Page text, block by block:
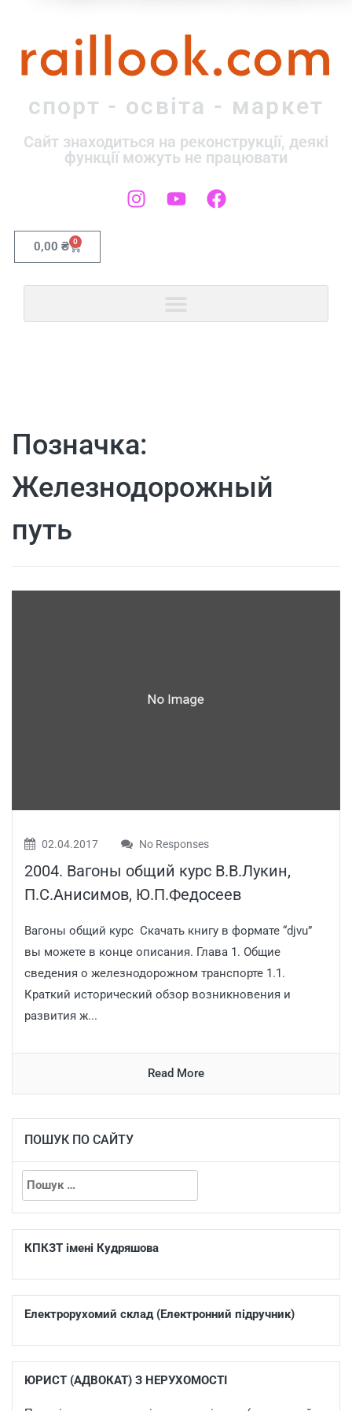
raillook.com
спорт - освіта - маркет
Сайт знаходиться на реконструкції, деякі
функції можуть не працювати
0,00 ₴ 0
Позначка:
Железнодорожный
путь
02.04.2017 No Responses
2004. Вагоны общий курс В.В.Лукин,
П.С.Анисимов, Ю.П.Федосеев
Вагоны общий курс Скачать книгу в формате “djvu”
вы можете в конце описания. Глава 1. Общие
сведения о железнодорожном транспорте 1.1.
Краткий исторический обзор возникновения и
развития ж...
Read More
ПОШУК ПО САЙТУ
КПКЗТ імені Кудряшова
Електрорухомий склад (Електронний підручник)
ЮРИСТ (АДВОКАТ) З НЕРУХОМОСТІ